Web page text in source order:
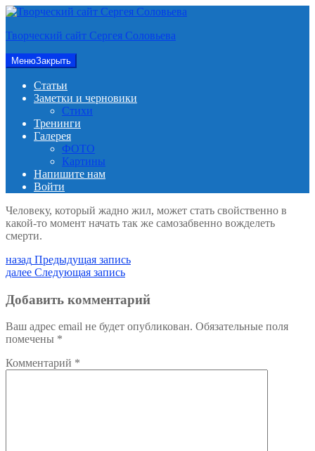
Перейти
содержимому
Творческий сайт Сергея Соловьева
МенюЗакрыть
Статьи
Заметки и черновики
Стихи
Тренинги
Галерея
ФОТО
Картины
Напишите нам
Войти
Человеку, который жадно жил, может стать свойственно в
какой-то момент начать так же самозабвенно вожделеть
смерти.
Навигация
по
записям
назад Предыдущая
запись:
Предыдущая запись
далее Следующая
Следующая запись
Добавить комментарий
Ваш адрес email не будет опубликован. Обязательные поля
помечены *
Комментарий *